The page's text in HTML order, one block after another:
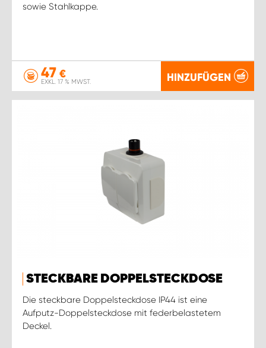
sowie Stahlkappe.
47 €
EXKL. 17 % MWST. HINZUFÜGEN
STECKBARE DOPPELSTECKDOSE
Die steckbare Doppelsteckdose IP44 ist eine
Aufputz-Doppelsteckdose mit federbelastetem
Deckel.